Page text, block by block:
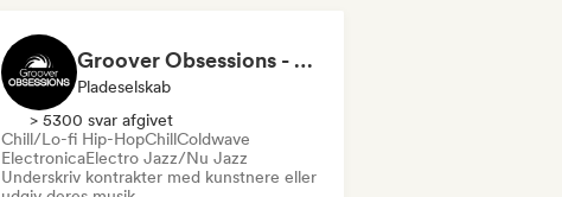
Groover Obsessions - The Artist Accelerator
Pladeselskab
> 5300 svar afgivet
Chill/Lo-fi Hip-HopChillColdwave
ElectronicaElectro Jazz/Nu Jazz
Underskriv kontrakter med kunstnere eller